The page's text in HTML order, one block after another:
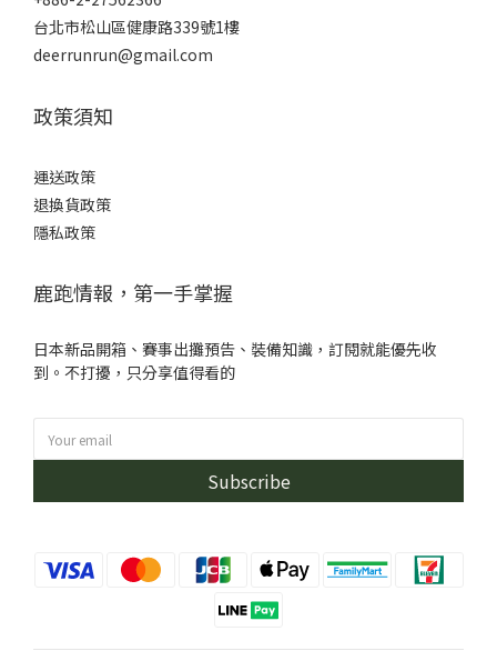
台北市松山區健康路339號1樓
deerrunrun@gmail.com
政策須知
運送政策
退換貨政策
隱私政策
鹿跑情報，第一手掌握
日本新品開箱、賽事出攤預告、裝備知識，訂閱就能優先收
到。不打擾，只分享值得看的
Subscribe